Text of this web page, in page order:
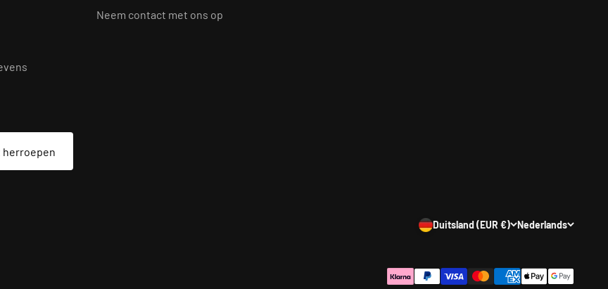
herroepen
Neem contact met ons op
Duitsland (EUR €) Nederlands